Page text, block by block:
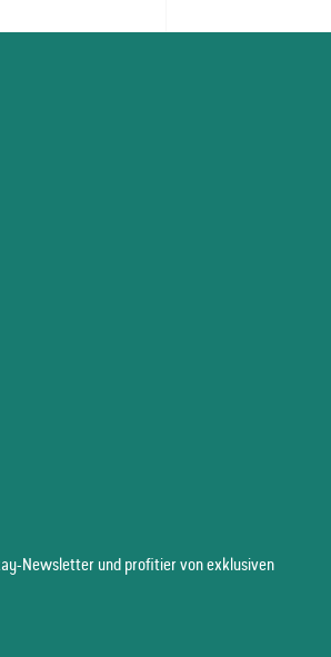
News­letter und profitier von exklusiven